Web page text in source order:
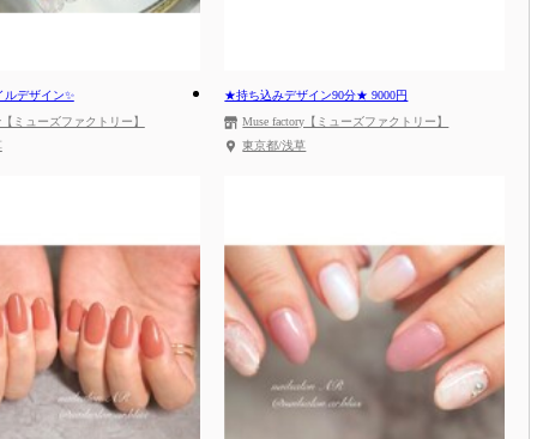
ルデザイン✨
【ミューズファクトリー】
★持ち込みデザイン90分★ 9000円
Muse factory【ミューズファクトリー】
東京都/浅草